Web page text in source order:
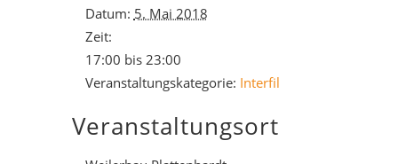
Datum: 5. Mai 2018
Zeit:
17:00 bis 23:00
Veranstaltungskategorie: Interfil
Veranstaltungsort